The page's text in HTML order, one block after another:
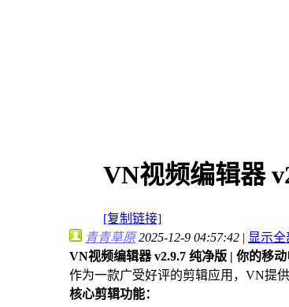
VN视频编辑器
[复制链接]
青青草原2025-12-9 04:57:42 | 显示
VN视频编辑器 v2.9.7 纯净版 | 你的移
作为一款广受好评的剪辑应用，VN提
核心剪辑功能：